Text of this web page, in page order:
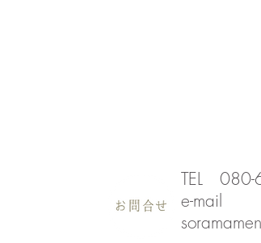
TEL 080-
e-mail